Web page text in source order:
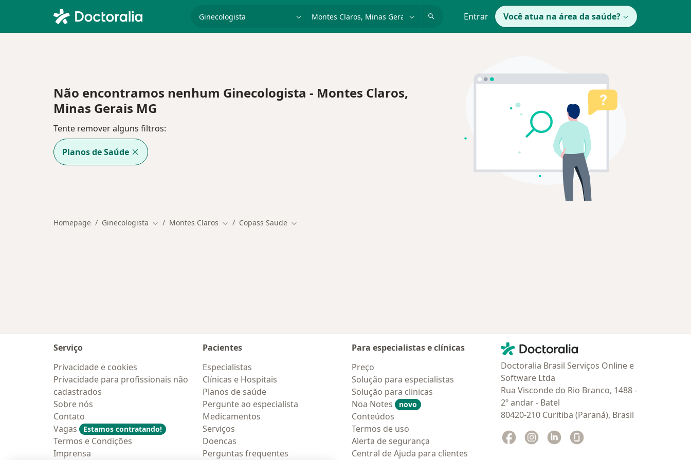
Entrar Você atua na área da saúde?
Não encontramos nenhum Ginecologista - Montes Claros,
Minas Gerais MG
Tente remover alguns filtros:
Planos de Saúde
Homepage Ginecologista Mudar de cidade
Montes Claros Mudar de cidade
Copass Saude Mudar de cidade
Serviço
Privacidade e cookies
Privacidade para profissionais não
cadastrados
Sobre nós
Contato
Vagas
Estamos contratando!
Termos e Condições
Imprensa
Pacientes
Especialistas
Clínicas e Hospitais
Planos de saúde
Pergunte ao especialista
Medicamentos
Serviços
Doencas
Perguntas frequentes
Para especialistas e clínicas
Preço
Solução para especialistas
Solução para clinicas
Noa Notes
novo
Conteúdos
Termos de uso
Alerta de segurança
Central de Ajuda para clientes
Contato
Doctoralia - Homepage
Doctoralia Brasil Serviços Online e
Software Ltda
Rua Visconde do Rio Branco, 1488 -
2º andar - Batel
80420-210 Curitiba (Paraná), Brasil
Facebook
abre num novo separador
Instagram
abre num novo separador
Linkedin
abre num novo separador